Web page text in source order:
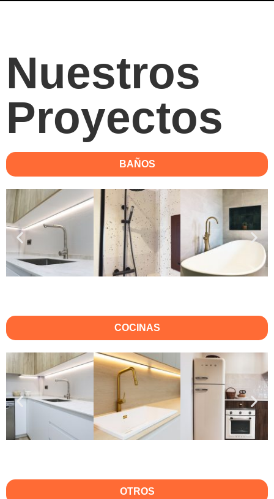
Nuestros
Proyectos
BAÑOS
COCINAS
OTROS